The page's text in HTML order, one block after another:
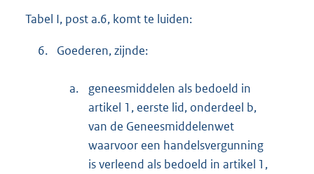
Tabel I, post a.6, komt te luiden:
6. Goederen, zijnde:
a.
geneesmiddelen als bedoeld in
artikel 1, eerste lid, onderdeel b,
van de Geneesmiddelenwet
waarvoor een handelsvergunning
is verleend als bedoeld in artikel 1,